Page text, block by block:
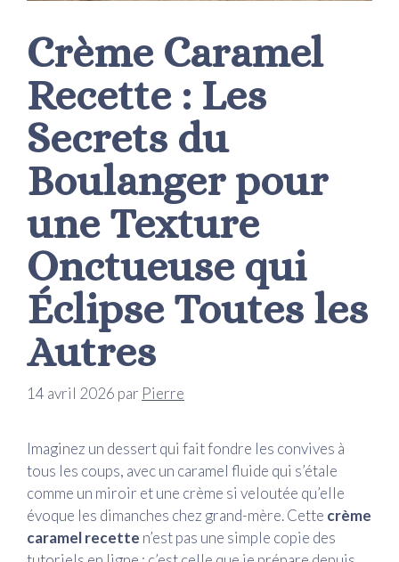
Crème Caramel
Recette : Les
Secrets du
Boulanger pour
une Texture
Onctueuse qui
Éclipse Toutes les
Autres
14 avril 2026 par Pierre
Imaginez un dessert qui fait fondre les convives à
tous les coups, avec un caramel fluide qui s’étale
comme un miroir et une crème si veloutée qu’elle
évoque les dimanches chez grand-mère. Cette crème
caramel recette n’est pas une simple copie des